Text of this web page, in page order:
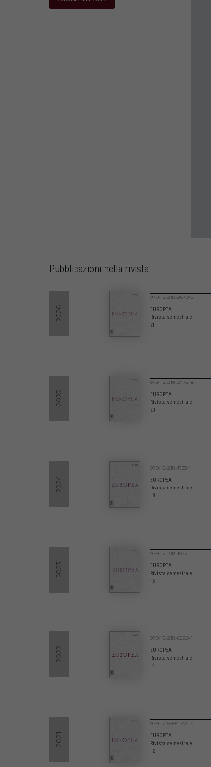
Pubblicazioni nella rivista
2026
979-12-218-2879-5
EUROPEA
Rivista semestrale
21
2025
979-12-218-2472-8
EUROPEA
Rivista semestrale
20
2024
979-12-218-1733-1
EUROPEA
Rivista semestrale
18
2023
979-12-218-1072-1
EUROPEA
Rivista semestrale
16
2022
979-12-218-0280-1
EUROPEA
Rivista semestrale
14
2021
979-12-5994-674-4
EUROPEA
Rivista semestrale
12